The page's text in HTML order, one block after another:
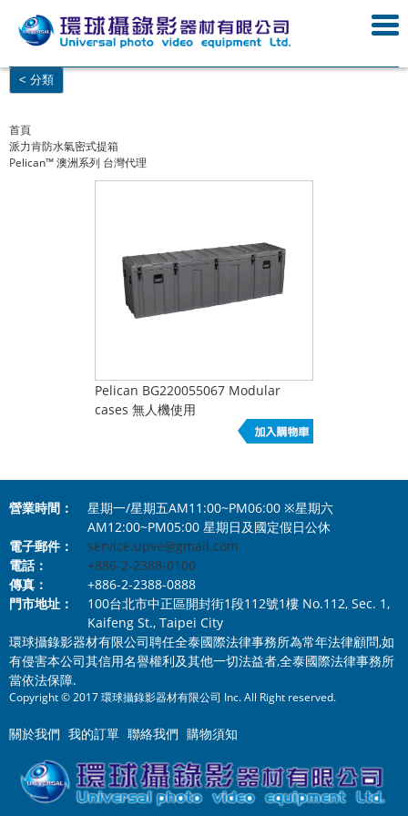
< 分類
首頁
派力肯防水氣密式提箱
Pelican™ 澳洲系列 台灣代理
Pelican BG220055067 Modular
cases 無人機使用
營業時間：
星期一/星期五AM11:00~PM06:00 ※星期六
AM12:00~PM05:00 星期日及國定假日公休
電子郵件：
service.upve@gmail.com
電話：
+886-2-2388-0100
傳真：
+886-2-2388-0888
門市地址：
100台北市中正區開封街1段112號1樓 No.112, Sec. 1,
Kaifeng St., Taipei City
環球攝錄影器材有限公司聘任全泰國際法律事務所為常年法律顧問,如
有侵害本公司其信用名譽權利及其他一切法益者,全泰國際法律事務所
當依法保障.
Copyright © 2017 環球攝錄影器材有限公司 Inc. All Right reserved.
關於我們 我的訂單 聯絡我們 購物須知